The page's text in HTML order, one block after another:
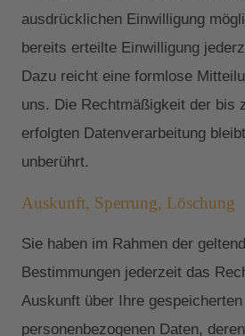
ausdrücklichen Einwilligung
bereits erteilte Einwilligung
Dazu reicht eine formlose
uns. Die Rechtmäßigkeit der bis
erfolgten Datenverarbeitung
unberührt.
Auskunft, Sperrung, Löschung
Sie haben im Rahmen der
Bestimmungen jederzeit das
Auskunft über Ihre gespeicherten
personenbezogenen Daten,